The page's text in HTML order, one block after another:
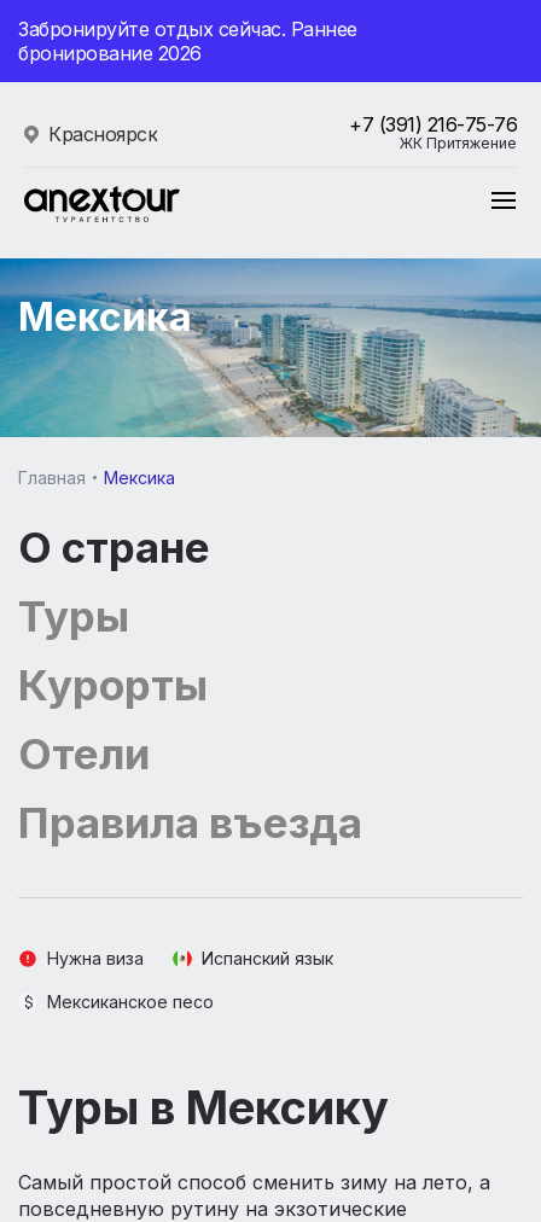
Забронируйте отдых сейчас. Раннее
бронирование 2026
Красноярск +7 (391) 216-75-76
ЖК Притяжение
Мексика
Главная Мексика
О стране
Туры
Курорты
Отели
Правила въезда
Нужна виза Испанский язык
Мексиканское песо
Туры в Мексику
Самый простой способ сменить зиму на лето, а
повседневную рутину на экзотические